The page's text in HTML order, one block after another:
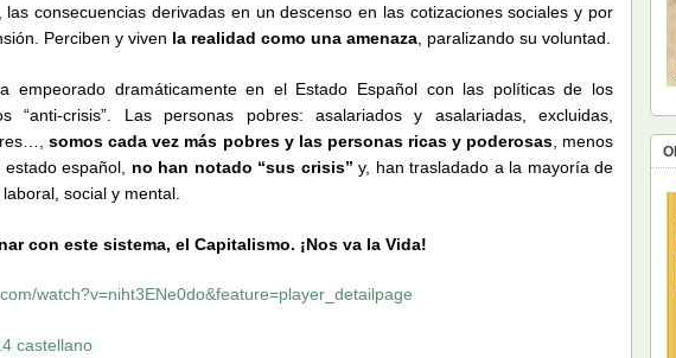
consecuencias derivadas en un descenso en las cotizaciones sociales y por
Perciben y viven la realidad como una amenaza , paralizando su voluntad.
empeorado dramáticamente en el Estado Español con las políticas de los
“anti-crisis”. Las personas pobres: asalariados y asalariadas, excluidas,
somos cada vez más pobres y las personas ricas y poderosas, menos
español, no han notado “sus crisis” y, han trasladado a la mayoría de
social y mental.
con este sistema, el Capitalismo. ¡Nos va la Vida!
watch?v=niht3ENe0do&feature=player_detailpage
castellano